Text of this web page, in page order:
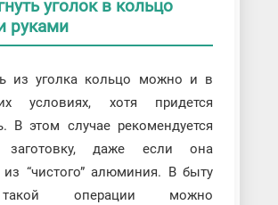
уголок в кольцо
руками
из уголка кольцо можно и в
условиях, хотя придется
В этом случае рекомендуется
заготовку, даже если она
из “чистого” алюминия. В быту
операции можно